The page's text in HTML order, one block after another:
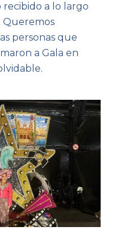
recibido a lo largo
Queremos
personas que
a Gala en